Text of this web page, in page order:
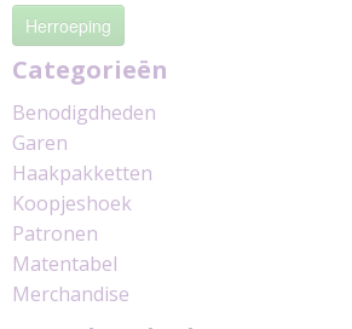
Herroeping
Categorieën
Benodigdheden
Garen
Haakpakketten
Koopjeshoek
Patronen
Matentabel
Merchandise